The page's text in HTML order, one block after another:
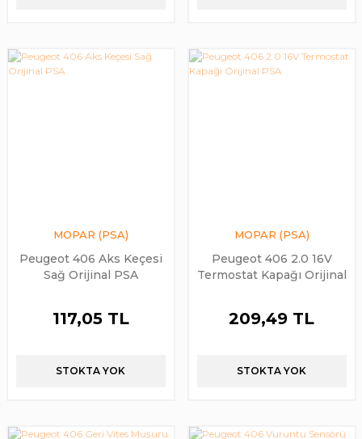
MOPAR (PSA)
Peugeot 406 Aks Keçesi
Sağ Orijinal PSA
117,05 TL
STOKTA YOK
MOPAR (PSA)
Peugeot 406 2.0 16V
Termostat Kapağı Orijinal
209,49 TL
STOKTA YOK